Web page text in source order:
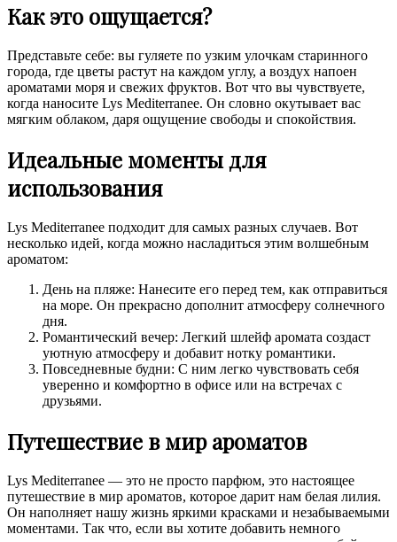
Как это ощущается?
Представьте себе: вы гуляете по узким улочкам старинного
города, где цветы растут на каждом углу, а воздух напоен
ароматами моря и свежих фруктов. Вот что вы чувствуете,
когда наносите Lys Mediterranee. Он словно окутывает вас
мягким облаком, даря ощущение свободы и спокойствия.
Идеальные моменты для
использования
Lys Mediterranee подходит для самых разных случаев. Вот
несколько идей, когда можно насладиться этим волшебным
ароматом:
День на пляже: Нанесите его перед тем, как отправиться
на море. Он прекрасно дополнит атмосферу солнечного
дня.
Романтический вечер: Легкий шлейф аромата создаст
уютную атмосферу и добавит нотку романтики.
Повседневные будни: С ним легко чувствовать себя
уверенно и комфортно в офисе или на встречах с
друзьями.
Путешествие в мир ароматов
Lys Mediterranee — это не просто парфюм, это настоящее
путешествие в мир ароматов, которое дарит нам белая лилия.
Он наполняет нашу жизнь яркими красками и незабываемыми
моментами. Так что, если вы хотите добавить немного